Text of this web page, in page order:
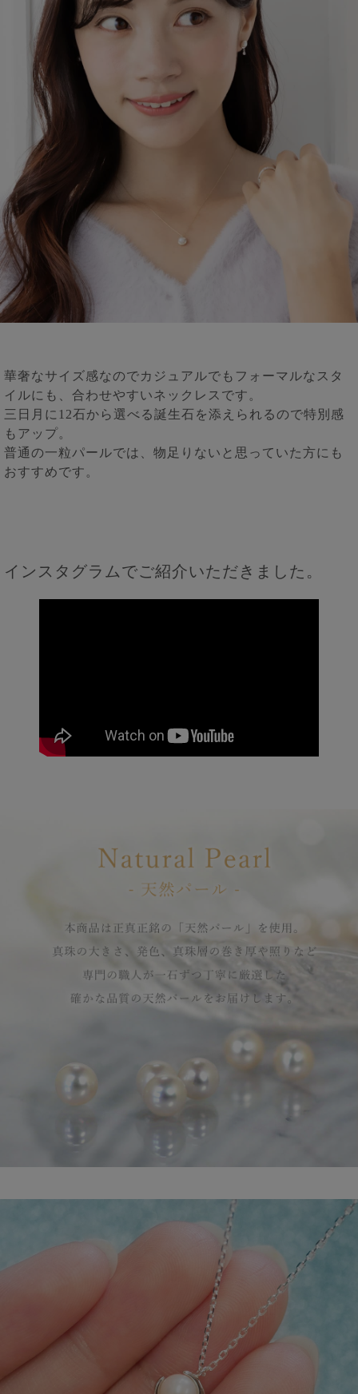
華奢なサイズ感なのでカジュアルでもフォーマルなスタ
イルにも、合わせやすいネックレスです。
三日月に12石から選べる誕生石を添えられるので特別感
もアップ。
普通の一粒パールでは、物足りないと思っていた方にも
おすすめです。
インスタグラムでご紹介いただきました。